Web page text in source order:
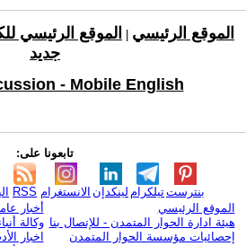
الموقع الرئيسي الموقع الرئيسي
جديد
- Mobile English
تابعونا على:
RSS الانستغرام لينكدإن تيلكرامبنترست
الموقع الرئيسي
هيئة ادارة الحوار المتمدن - للإتصال بنا
إحصائيات مؤسسة الحوار المتمدن
أخبار
وكالة
اخبار